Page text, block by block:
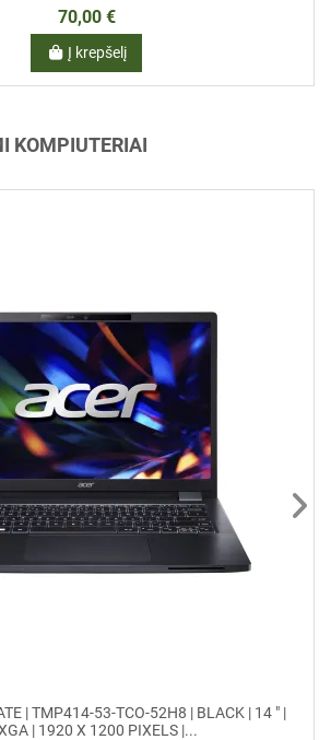
70,00 €
Į krepšelį
KOMPIUTERIAI
| TMP414-53-TCO-52H8 | BLACK | 14 " |
| 1920 X 1200 PIXELS |...